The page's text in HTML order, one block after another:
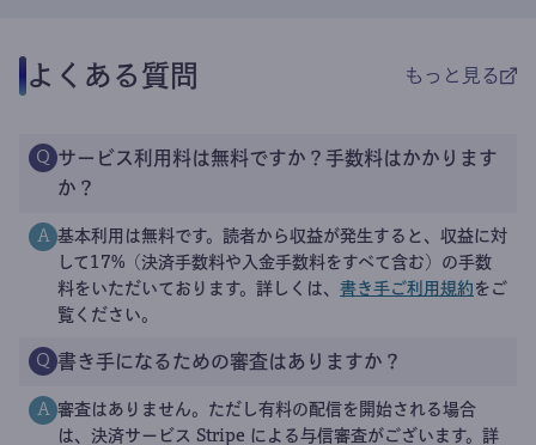
よくある質問 もっと見る
Q サービス利用料は無料ですか？手数料はかかります
か？
A 基本利用は無料です。読者から収益が発生すると、収益に対
して17%（決済手数料や入金手数料をすべて含む）の手数
料をいただいております。詳しくは、 書き手ご利用規約 をご
覧ください。
Q 書き手になるための審査はありますか？
A 審査はありません。ただし有料の配信を開始される場合
は、決済サービス Stripe による与信審査がございます。詳